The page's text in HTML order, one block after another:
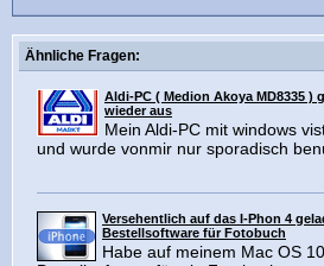
Ähnliche Fragen:
Aldi-PC ( Medion Akoya MD8335 )
wieder aus
Mein Aldi-PC mit windows
und wurde vonmir nur sporadisch
Versehentlich auf das I-Phon 4
Bestellsoftware für Fotobuch
Habe auf meinem Mac OS